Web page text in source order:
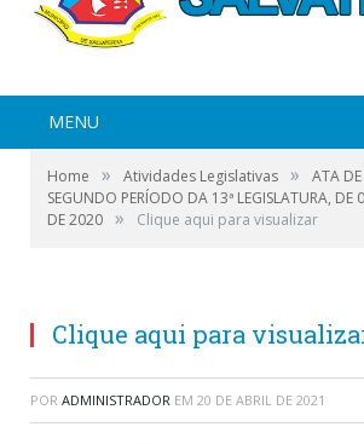
MENU
Home » Atividades Legislativas »
ATA
SEGUNDO PERÍODO DA 13ª LEGISLATURA, DE
DE 2020 » Clique aqui para visualizar
Clique aqui para
POR ADMINISTRADOR EM 20 DE ABRIL DE 2021